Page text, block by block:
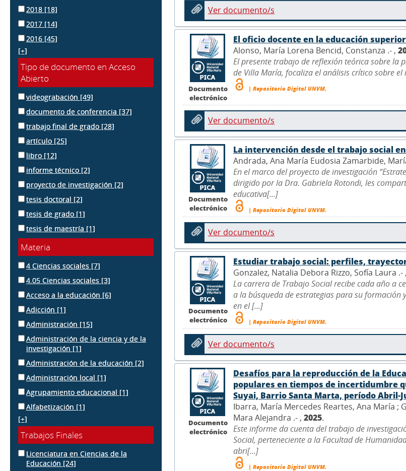
2018 [18]
2017 [14]
2016 [45]
[+]
Tipo de documento en Acceso
Abierto
videograbación [49]
documento de conferencia [37]
trabajo final de grado [28]
artículo [25]
libro [12]
informe técnico [2]
proyecto de investigación [2]
tesis doctoral [2]
tesis de grado [1]
tesis de maestría [1]
Materia
4 Ciencias sociales [7]
4.05 Ciencias sociales [3]
Acceso a la educación [6]
Adicción [1]
Administración [15]
Administración de la ciencia y de la
investigación [1]
Administración de la educación [2]
Administración local [1]
Agrupamiento educacional [1]
Alfabetización [1]
[+]
Trabajos Finales
Licenciatura en Ciencias de la
Educación [24]
Ver documento/s
Documento
electrónico
El oficio docente en la educación
Alonso, María Lorena Bencid, Constanza .- ,
El presente trabajo de reflexión teórica sobre la
de Villa María, focaliza el análisis crítico sobre
| Repositorio Digital UNVM.
Ver documento/s
Documento
electrónico
La intervención desde el trabajo social
Andrada, Ana María Eudosia Zamarbide,
En el marco del proyecto de investigación
dirigido por la Dra. Gabriela Rotondi, les
educativa[...]
| Repositorio Digital UNVM.
Ver documento/s
Documento
electrónico
Estudiar trabajo social: perfiles,
Gonzalez, Natalia Debora Rizzo, Sofía Laura .- ,
La carrera de Trabajo Social recibe cada año a
a la búsqueda de estrategias para su formación
en el [...]
| Repositorio Digital UNVM.
Ver documento/s
Documento
electrónico
Desafíos para la reproducción de la
populares en tiempos de incertidumbre
Suyai, Barrio Santa Marta, período Abril-
Ibarra, María Mercedes Reartes, Ana María ;
Mara Alejandra .- , 2025.
Este informe da cuenta del trabajo de
Social, perteneciente a la Facultad de
abri[...]
| Repositorio Digital UNVM.